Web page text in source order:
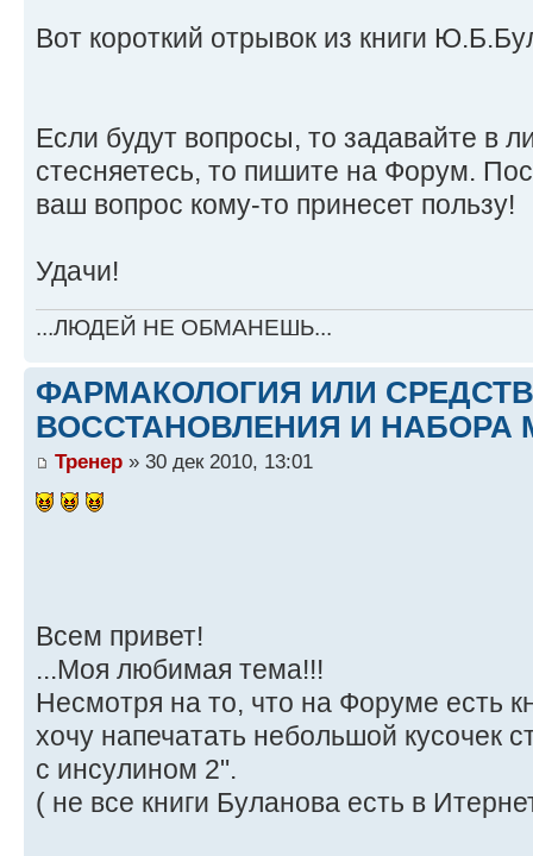
Вот короткий отрывок из книги
Если будут вопросы, то задавайте в
стесняетесь, то пишите на Форум.
ваш вопрос кому-то принесет пользу!
Удачи!
...ЛЮДЕЙ НЕ ОБМАНЕШЬ...
ФАРМАКОЛОГИЯ ИЛИ
ВОССТАНОВЛЕНИЯ И НАБОРА
Тренер » 30 дек 2010, 13:01
Всем привет!
...Моя любимая тема!!!
Несмотря на то, что на Форуме есть
хочу напечатать небольшой кусочек
с инсулином 2".
( не все книги Буланова есть в